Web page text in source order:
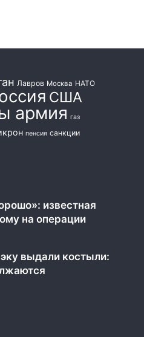
Лавров Москва НАТО
США
армия газ
пенсия санкции
известная
на операции
выдали костыли: